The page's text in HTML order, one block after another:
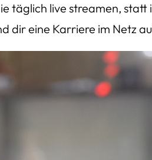
täglich live streamen,
dir eine Karriere im Netz